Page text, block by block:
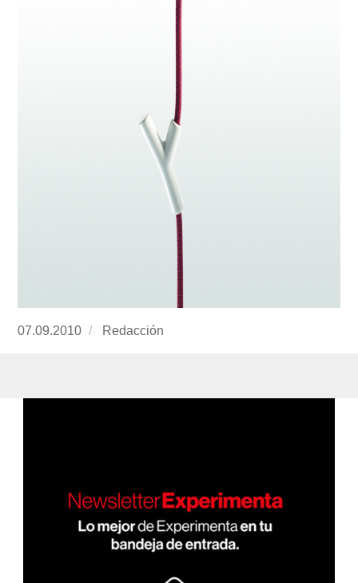
Publicado
07.09.2010 https://www.experimenta.es/author/redaccion/
Redacción